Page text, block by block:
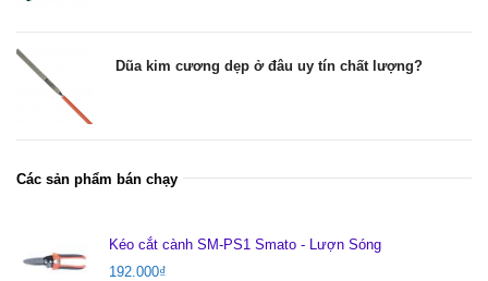
Dũa kim cương dẹp ở đâu uy tín chất lượng?
Các sản phẩm bán chạy
Kéo cắt cành SM-PS1 Smato - Lượn Sóng
192.000₫